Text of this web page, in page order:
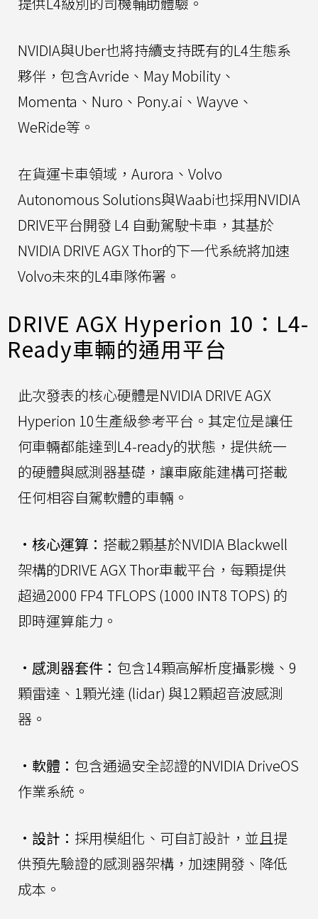
NVIDIA與Uber也將持續支持既有的L4生態系
夥伴，包含Avride、May Mobility、
Momenta、Nuro、Pony.ai、Wayve、
WeRide等。
在貨運卡車領域，Aurora、Volvo
Autonomous Solutions與Waabi也採用NVIDIA
DRIVE平台開發 L4 自動駕駛卡車，其基於
NVIDIA DRIVE AGX Thor的下一代系統將加速
Volvo未來的L4車隊佈署。
DRIVE AGX Hyperion 10：L4-
Ready車輛的通用平台
此次發表的核心硬體是NVIDIA DRIVE AGX
Hyperion 10生產級參考平台。其定位是讓任
何車輛都能達到L4-ready的狀態，提供統一
的硬體與感測器基礎，讓車廠能建構可搭載
任何相容自駕軟體的車輛。
• 核心運算： 搭載2顆基於NVIDIA Blackwell
架構的DRIVE AGX Thor車載平台，每顆提供
超過2000 FP4 TFLOPS (1000 INT8 TOPS) 的
即時運算能力。
• 感測器套件： 包含14顆高解析度攝影機、9
顆雷達、1顆光達 (lidar) 與12顆超音波感測
器。
• 軟體： 包含通過安全認證的NVIDIA DriveOS
作業系統。
• 設計： 採用模組化、可自訂設計，並且提
供預先驗證的感測器架構，加速開發、降低
成本。